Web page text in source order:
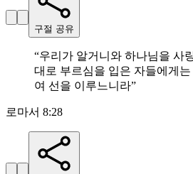
구절 공유
“우리가 알거니와 하나님을 사
대로 부르심을 입은 자들에게
여 선을 이루느니라”
로마서 8:28